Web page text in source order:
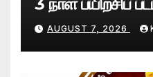
பற்றிமாவில்
தீர்க்கும் முறைகள்
தெளிவூட்டல்
AUGUST 7, 2026